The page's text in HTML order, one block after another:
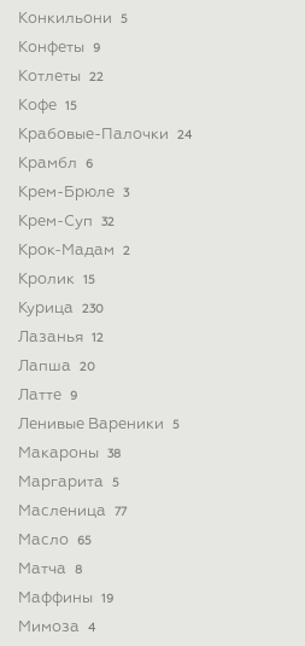
Конкильони 5
Конфеты 9
Котлеты 22
Кофе 15
Крабовые-Палочки 24
Крамбл 6
Крем-Брюле 3
Крем-Суп 32
Крок-Мадам 2
Кролик 15
Курица 230
Лазанья 12
Лапша 20
Латте 9
Ленивые Вареники 5
Макароны 38
Маргарита 5
Масленица 77
Масло 65
Матча 8
Маффины 19
Мимоза 4